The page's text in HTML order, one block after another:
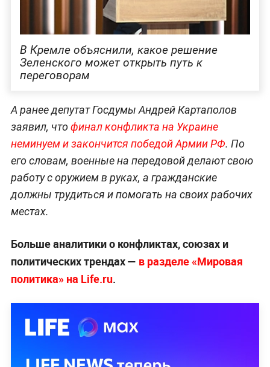
В Кремле объяснили, какое решение
Зеленского может открыть путь к
переговорам
А ранее депутат Госдумы Андрей Картаполов
заявил, чтофинал конфликта на Украине
неминуем и закончится победой Армии РФ. По
его словам, военные на передовой делают свою
работу с оружием в руках, а гражданские
должны трудиться и помогать на своих рабочих
местах.
Больше аналитики о конфликтах, союзах и
политических трендах — в разделе «Мировая
политика» на Life.ru.